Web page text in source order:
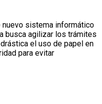
nuevo sistema informático
busca agilizar los trámites
el uso de papel en
para evitar